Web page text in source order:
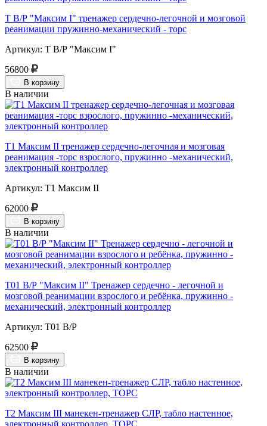
Т В/Р "Максим I" тренажер сердечно-легочной и мозговой
реанимации пружинно-механический - торс
Артикул: Т В/Р "Максим I"
56800
В корзину
В наличии
Т1 Максим II тренажер сердечно-легочная и мозговая
реанимация -торс взрослого, пружинно -механический,
электронный контроллер
Артикул: Т1 Максим II
62000
В корзину
В наличии
Т01 В/Р "Максим II" Тренажер сердечно - легочной и
мозговой реанимации взрослого и ребёнка, пружинно -
механический, электронный контроллер
Артикул: Т01 В/Р
62500
В корзину
В наличии
Т2 Максим III манекен-тренажер СЛР, табло настенное,
электронный контроллер, ТОРС